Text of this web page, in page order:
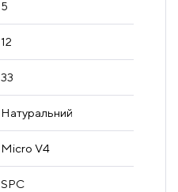
5
12
33
Натуральний
Micro V4
SPC